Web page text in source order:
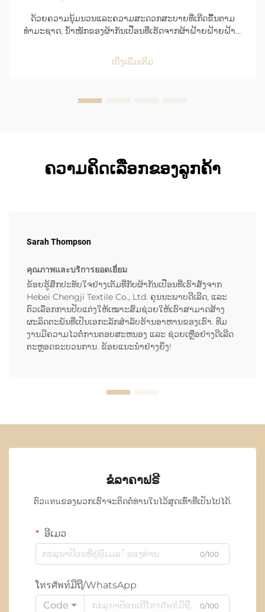
ດ້ວຍຄວາມນຸ້ມນວນແລະຄວາມສະດວກສະບາຍທີ່ເກີດຂື້ນຕາມ
ທຳມະຊາດ, ນ້ຳໜັກຂອງຜ້າກັນເປື່ອນທີ່ເຮັດຈາກຜ້າຝ້າຍຝ້າຍຝ້າຍ
ຝ້າຍຝ້າຍຝ້າຍຝ້າຍຝ້າຍຝ້າຍຝ້າຍຝ້າຍຝ້າຍຝ້າຍຝ້າຍຝ້າຍຝ້າຍ
ຝ້າຍຝ້າຍຝ້າຍຝ້າຍຝ້າຍຝ້າຍຝ້າຍຝ້າຍຝ້າຍຝ້າຍຝ້າຍຝ້າຍຝ້າຍ
ຝ້າຍຝ້າຍຝ້າຍຝ້າຍຝ້າຍຝ້າຍຝ້າຍຝ້າຍຝ້າຍຝ້າຍຝ້າຍຝ້າຍຝ້າຍ
ເບິ່ງເພີ່ມເຕີມ
ຄວາມຄິດເລືອກຂອງລູກຄ້າ
Sarah Thompson
คุณภาพและบริการยอดเยี่ยม
ຂ້ອຍຮູ້ສຶກປະທັບໃຈຢ່າງເຕັມທີ່ກັບຜ້າກັນເປື່ອນທີ່ເຮົາສັ່ງຈາກ
Hebei Chengji Textile Co., Ltd. ຄຸນນະພາບດີເລີດ, ແລະ
ຕົວເລືອກການປັບແຕ່ງໃຫ້ເໝາະສົມຊ່ວຍໃຫ້ເຮົາສາມາດສ້າງ
ຜະລິດຕະພັນທີ່ເປັນເອກະລັກສຳລັບຮ້ານອາຫານຂອງເຮົາ. ທີມ
ງານມີຄວາມໄວຕໍ່ການຕອບສະຫນອງ ແລະ ຊ່ວຍເຫຼືອຢ່າງດີເລີດ
ຕະຫຼອດຂະບວນການ. ຂ້ອຍແນະນຳຢ່າງຍິ່ງ!
ຂໍລາຄາຟຣີ
ຕົວแทนຂອງພວກເຮົາຈະຕິດຕໍ່ທ່ານໃນໄວ້ສຸດເທົ່າທີ່ເປັນໄປໄດ້.
ອີເມວ
0/100
ໂทรศัพท์ມືຖື/WhatsApp
Code
0/100